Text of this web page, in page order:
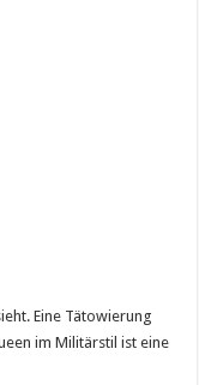
Eine Tätowierung
im Militärstil ist eine